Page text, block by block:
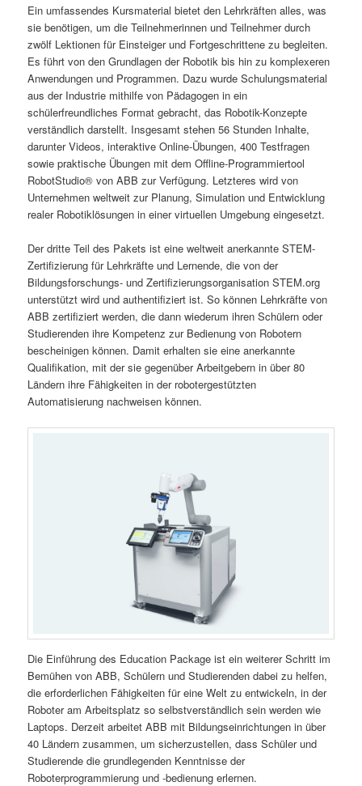
Ein umfassendes Kursmaterial bietet den Lehrkräften alles, was
sie benötigen, um die Teilnehmerinnen und Teilnehmer durch
zwölf Lektionen für Einsteiger und Fortgeschrittene zu begleiten.
Es führt von den Grundlagen der Robotik bis hin zu komplexeren
Anwendungen und Programmen. Dazu wurde Schulungsmaterial
aus der Industrie mithilfe von Pädagogen in ein
schülerfreundliches Format gebracht, das Robotik-Konzepte
verständlich darstellt. Insgesamt stehen 56 Stunden Inhalte,
darunter Videos, interaktive Online-Übungen, 400 Testfragen
sowie praktische Übungen mit dem Offline-Programmiertool
RobotStudio® von ABB zur Verfügung. Letzteres wird von
Unternehmen weltweit zur Planung, Simulation und Entwicklung
realer Robotiklösungen in einer virtuellen Umgebung eingesetzt.
Der dritte Teil des Pakets ist eine weltweit anerkannte STEM-
Zertifizierung für Lehrkräfte und Lernende, die von der
Bildungsforschungs- und Zertifizierungsorganisation STEM.org
unterstützt wird und authentifiziert ist. So können Lehrkräfte von
ABB zertifiziert werden, die dann wiederum ihren Schülern oder
Studierenden ihre Kompetenz zur Bedienung von Robotern
bescheinigen können. Damit erhalten sie eine anerkannte
Qualifikation, mit der sie gegenüber Arbeitgebern in über 80
Ländern ihre Fähigkeiten in der robotergestützten
Automatisierung nachweisen können.
Die Einführung des Education Package ist ein weiterer Schritt im
Bemühen von ABB, Schülern und Studierenden dabei zu helfen,
die erforderlichen Fähigkeiten für eine Welt zu entwickeln, in der
Roboter am Arbeitsplatz so selbstverständlich sein werden wie
Laptops. Derzeit arbeitet ABB mit Bildungseinrichtungen in über
40 Ländern zusammen, um sicherzustellen, dass Schüler und
Studierende die grundlegenden Kenntnisse der
Roboterprogrammierung und -bedienung erlernen.